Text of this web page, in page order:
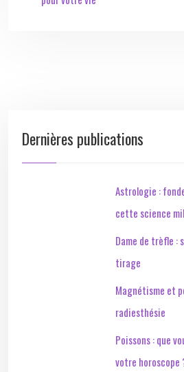
Dernières publications
Astrologie :
cette science
Dame de trèfle :
tirage
Magnétisme et
radiesthésie
Poissons : que
votre horoscope